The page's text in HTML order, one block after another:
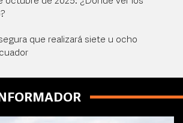
que realizará siete u ocho